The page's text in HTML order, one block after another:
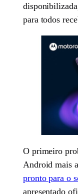
para todos
O primeiro
Android mais
pronto para o
apresentado